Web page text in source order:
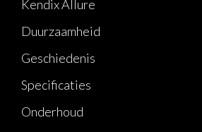
Kendix Allure
Duurzaamheid
Geschiedenis
Specificaties
Onderhoud